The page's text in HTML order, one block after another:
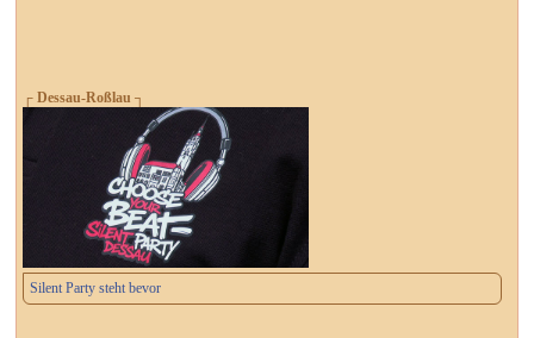
┌ Dessau-Roßlau ┐
Silent Party steht bevor